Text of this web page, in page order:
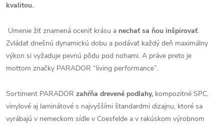
kvalitou.
Umenie žiť znamená oceniť krásu a nechať sa ňou inšpirovať.
Zvládať dnešnú dynamickú dobu a podávať každý deň maximálny
výkon si vyžaduje pevnú pôdu pod nohami. A práve preto je
mottom značky PARADOR “living performance”.
Sortiment PARADOR zahŕňa drevené podlahy, kompozitné SPC,
vinylové aj laminátové s najvyššími štandardmi dizajnu, ktoré sa
vyrábajú v nemeckom sídle v Coesfelde a v rakúskom výrobnom